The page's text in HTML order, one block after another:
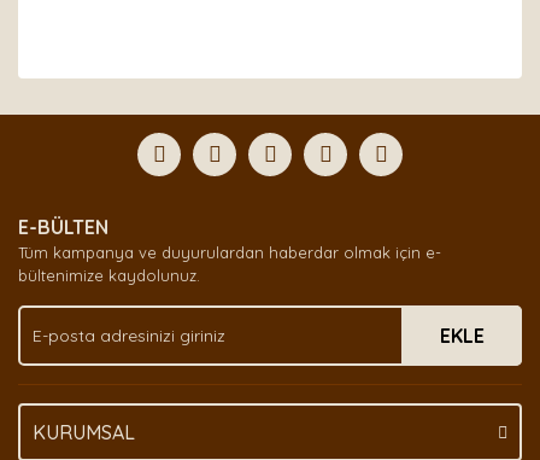
Yorum Yaz
formunu kullanarak tarafımıza iletebilirsiniz.
Görüş ve önerileriniz için teşekkür ederiz.
Ürün açıklamasında eksik bilgiler bulunuyor.
Ürün bilgilerinde hatalar bulunuyor.
Ürün fiyatı diğer sitelerden daha pahalı.
Bu ürüne benzer farklı alternatifler olmalı.
E-BÜLTEN
Tüm kampanya ve duyurulardan haberdar olmak için e-
bültenimize kaydolunuz.
EKLE
KURUMSAL